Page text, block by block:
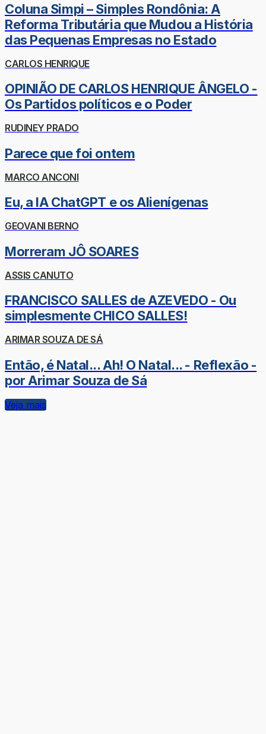
Coluna Simpi – Simples Rondônia: A
Reforma Tributária que Mudou a História
das Pequenas Empresas no Estado
CARLOS HENRIQUE
OPINIÃO DE CARLOS HENRIQUE ÂNGELO -
Os Partidos políticos e o Poder
RUDINEY PRADO
Parece que foi ontem
MARCO ANCONI
Eu, a IA ChatGPT e os Alienígenas
GEOVANI BERNO
Morreram JÔ SOARES
ASSIS CANUTO
FRANCISCO SALLES de AZEVEDO - Ou
simplesmente CHICO SALLES!
ARIMAR SOUZA DE SÁ
Então, é Natal... Ah! O Natal... - Reflexão -
por Arimar Souza de Sá
Veja mais